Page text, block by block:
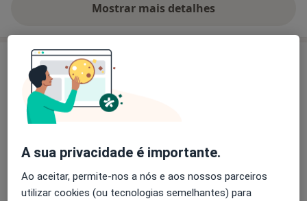
Mostrar mais detalhes
sobre a experiência
Serviços e preços
Primeira consulta Pediatria
Detalhes
Detalhes
Teste para alergia respiratória
A sua privacidade é importante.
Ao aceitar, permite-nos a nós e aos nossos parceiros
utilizar cookies (ou tecnologias semelhantes) para